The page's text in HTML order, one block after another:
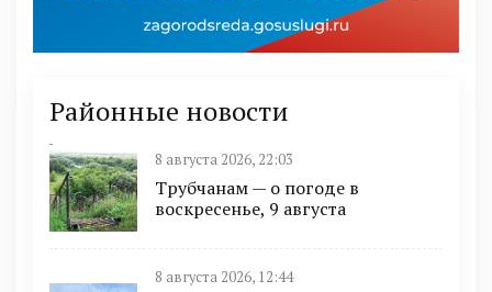
Районные новости
8 августа 2026, 22:03
Трубчанам — о погоде в
воскресенье, 9 августа
8 августа 2026, 12:44